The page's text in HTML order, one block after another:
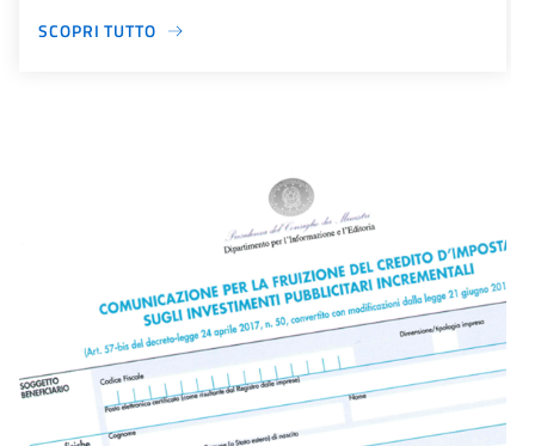
SCOPRI TUTTO